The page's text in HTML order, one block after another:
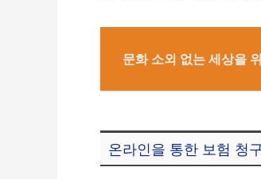
문화 소외 없는 세상을
온라인을 통한 보험 청